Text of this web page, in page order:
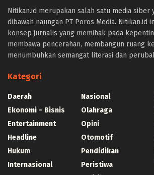
https://ptnobelindonesia.com/
https://okegas.id/
https://dukcapil.selumakab.go.id/
https://store.scuto.co.id/wp-content/
https://selumakab.go.id/
https://krakatauniaga.co.id/run/
https://bossfood.co.id/wp-content/pound/
slot138
slot138
sultan69
joker123
slot depo 10k
Nitikan.id merupakan salah satu media siber
dibawah naungan PT Poros Media. Nitikan.id
konsep jurnalis yang memihak pada
membawa pencerahan, membangun ruang
menumbuhkan semangat literasi dan
Kategori
Daerah
Ekonomi – Bisnis
Entertainment
Headline
Hukum
Internasional
Nasional
Olahraga
Opini
Otomotif
Pendidikan
Peristiwa